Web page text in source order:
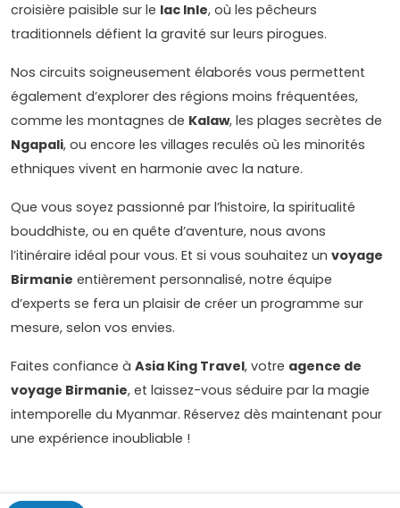
croisière paisible sur le lac Inle, où les pêcheurs
traditionnels défient la gravité sur leurs pirogues.
Nos circuits soigneusement élaborés vous permettent
également d’explorer des régions moins fréquentées,
comme les montagnes de Kalaw, les plages secrètes de
Ngapali, ou encore les villages reculés où les minorités
ethniques vivent en harmonie avec la nature.
Que vous soyez passionné par l’histoire, la spiritualité
bouddhiste, ou en quête d’aventure, nous avons
l’itinéraire idéal pour vous. Et si vous souhaitez un voyage
Birmanie entièrement personnalisé, notre équipe
d’experts se fera un plaisir de créer un programme sur
mesure, selon vos envies.
Faites confiance à Asia King Travel, votre agence de
voyage Birmanie, et laissez-vous séduire par la magie
intemporelle du Myanmar. Réservez dès maintenant pour
une expérience inoubliable !